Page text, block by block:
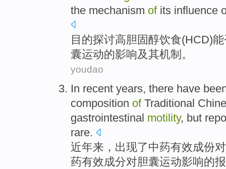
the mechanism of its influence
目的探讨高胆固醇饮食(HCD)
囊运动的影响及其机制 。
youdao
In recent years, there have
composition ofTraditional
gastrointestinal motility, but
rare.
近年来， 出现了中药有效成份对
药有效成分对胆囊运动影响的